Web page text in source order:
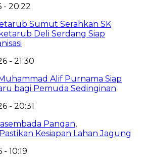
- 20:22
Sumut Serahkan SK
Deli Serdang Siap
- 21:30
Alif Purnama Siap
bagi Pemuda Sedinginan
- 20:31
Pangan,
Kesiapan Lahan Jagung
10:19